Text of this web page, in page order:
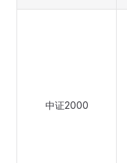
中证2000